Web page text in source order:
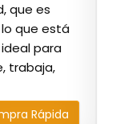
que es
que está
para
trabaja,
Rápida